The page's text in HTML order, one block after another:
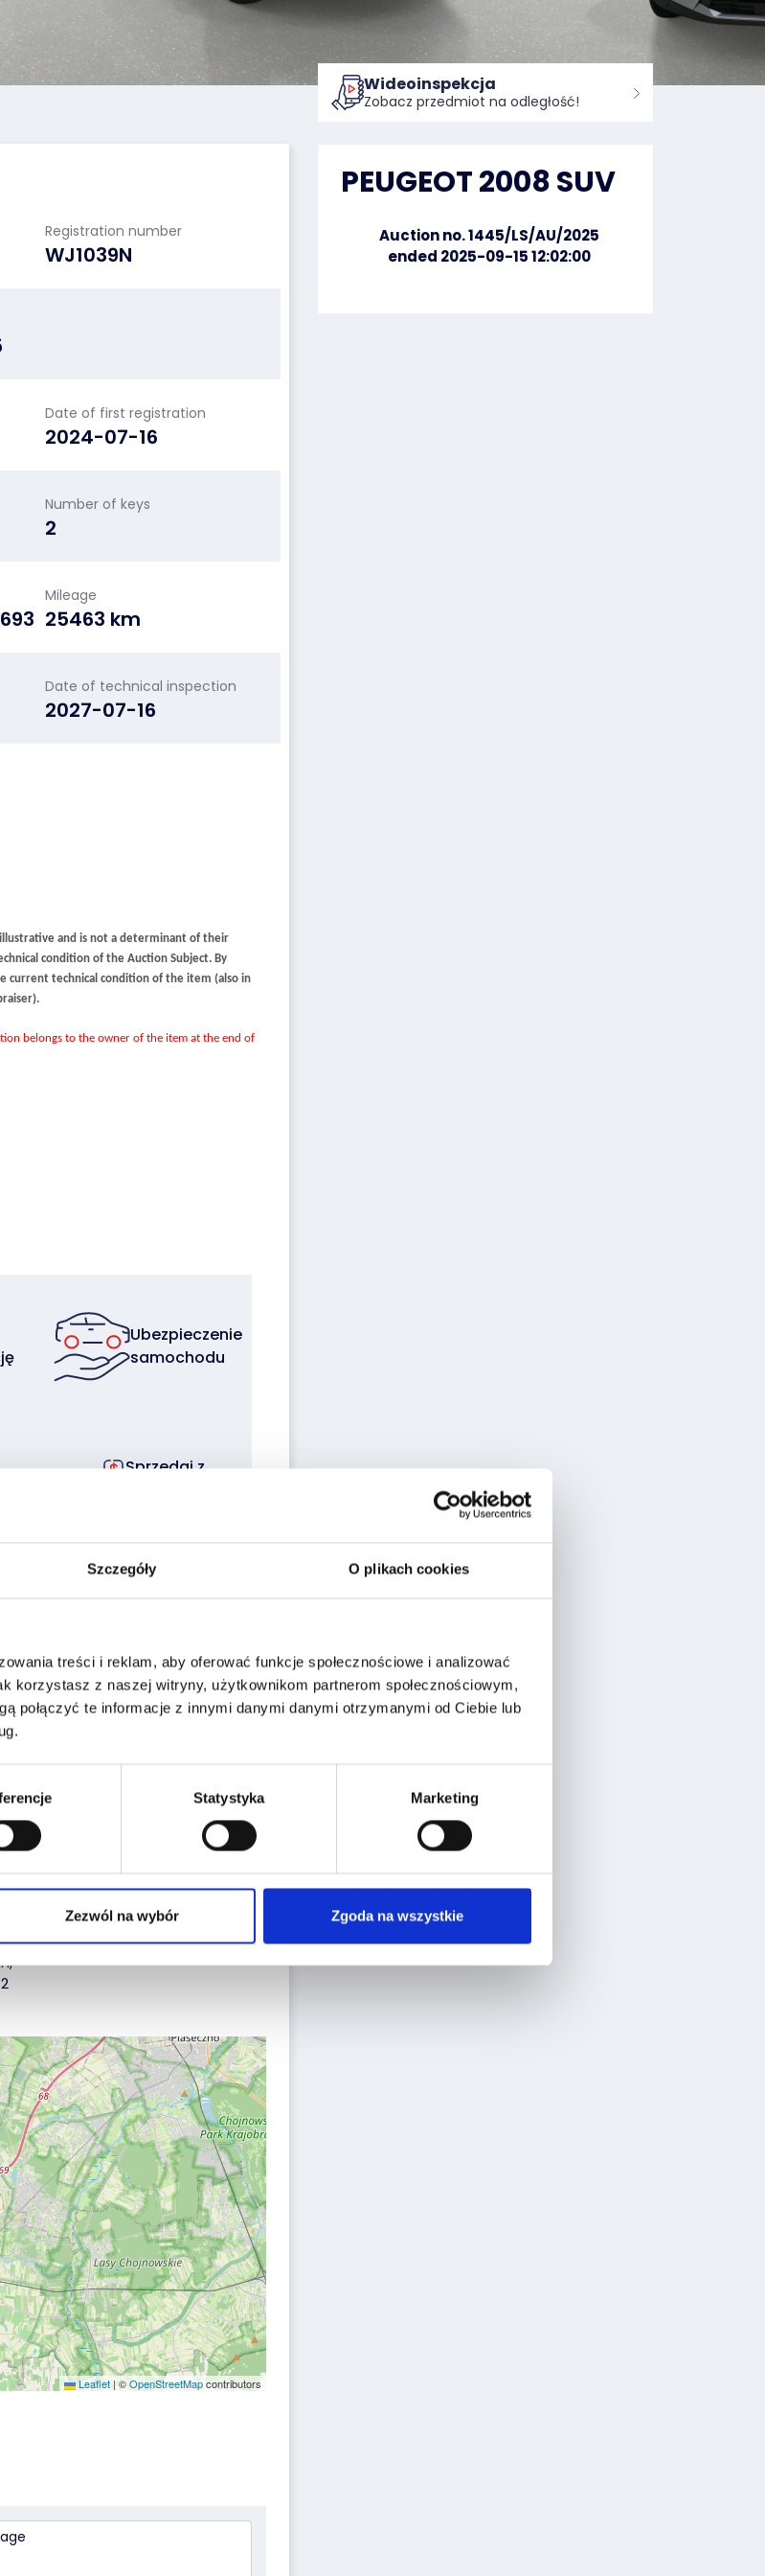
Szczegóły O plikach cookies
treści i reklam, aby oferować funkcje społecznościowe i analizować
korzystasz z naszej witryny, użytkownikom partnerom społecznościowym,
połączyć te informacje z innymi danymi danymi otrzymanymi od Ciebie lub
Statystyka Marketing
Zezwól na wybór Zgoda na wszystkie
Registration number
WJ1039N
Date of first registration
2024-07-16
Number of keys
2
Mileage
25463 km
Date of technical inspection
2027-07-16
and is not a determinant of their
condition of the Auction Subject. By
current technical condition of the item (also in
belongs to the owner of the item at the end of
Ubezpieczenie
samochodu
Sprzedaj z
website enter the
VR3USHNS4RJ751693
reg.:
Leaflet | ©OpenStreetMapcontributors
Wideoinspekcja
Zobacz przedmiot na odległość!
PEUGEOT 2008 SUV
Auction no. 1445/LS/AU/2025
ended 2025-09-15 12:02:00